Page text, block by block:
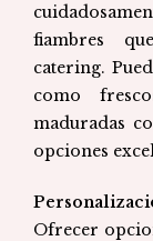
fiambres
catering.
como
maduradas
opciones
Ofrecer